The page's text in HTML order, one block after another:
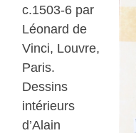
c.1503-6 par
Léonard de
Vinci, Louvre,
Paris.
Dessins
intérieurs
d’Alain